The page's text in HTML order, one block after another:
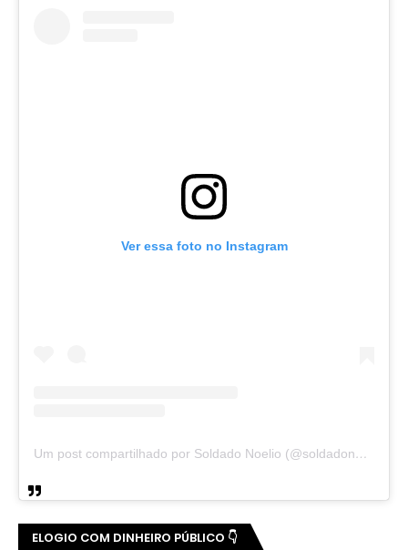
Ver essa foto no Instagram
Um post compartilhado por Soldado Noelio (@soldadonoelio)
ELOGIO COM DINHEIRO PÚBLICO 👇